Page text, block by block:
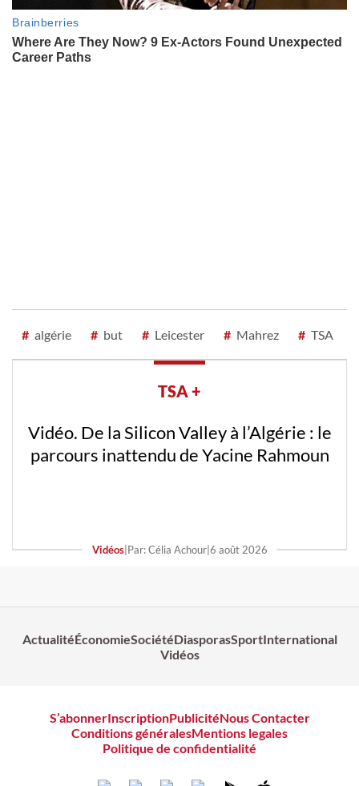
# algérie # but # Leicester # Mahrez # TSA
TSA +
Vidéo. De la Silicon Valley à l’Algérie : le
parcours inattendu de Yacine Rahmoun
Vidéos| Par: Célia Achour| 6 août 2026
ActualitéÉconomieSociétéDiasporasSportInternational
Vidéos
S’abonnerInscriptionPublicitéNous Contacter
Conditions généralesMentions legales
Politique de confidentialité